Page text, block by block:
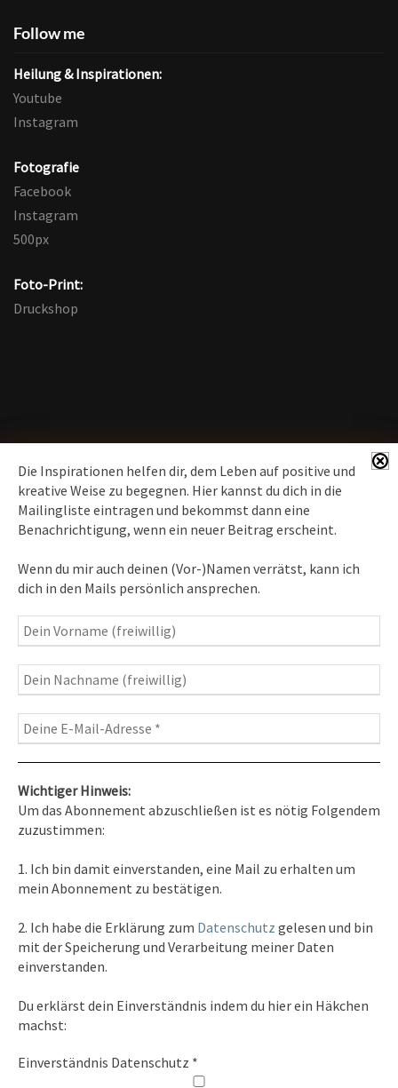
Die Inspirationen helfen dir, dem Leben auf positive und
kreative Weise zu begegnen. Hier kannst du dich in die
Mailingliste eintragen und bekommst dann eine
Benachrichtigung, wenn ein neuer Beitrag erscheint.
Wenn du mir auch deinen (Vor-)Namen verrätst, kann ich
dich in den Mails persönlich ansprechen.
Wichtiger Hinweis:
Um das Abonnement abzuschließen ist es nötig Folgendem
zuzustimmen:
1. Ich bin damit einverstanden, eine Mail zu erhalten um
mein Abonnement zu bestätigen.
2. Ich habe die Erklärung zum Datenschutz gelesen und bin
mit der Speicherung und Verarbeitung meiner Daten
einverstanden.
Du erklärst dein Einverständnis indem du hier ein Häkchen
machst:
Einverständnis Datenschutz *
Follow me
Heilung & Inspirationen:
Youtube
Instagram
Fotografie
Facebook
Instagram
500px
Foto-Print:
Druckshop
News erhalten
Inspirationen
– Bewusstseins-Impulse, Meditation &
Heilung, Texte & Botschaften
Fotografie– Fotoblog, Kalender, Workshops
Kontakt
Tel. 0351/2681691
E-Mail: info [at ] spirit-on-earth.com
Heilpraxis
Heilpraxis Hirschburger